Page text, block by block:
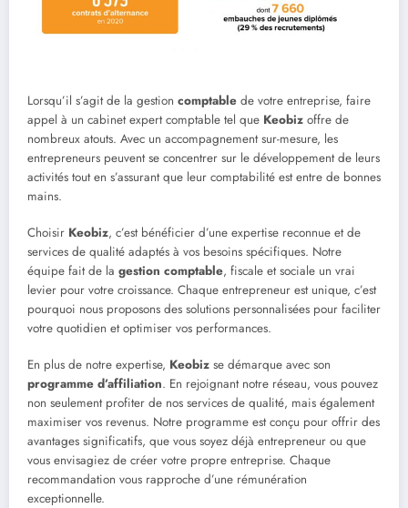
Lorsqu’il s’agit de la gestion comptable de votre entreprise, faire
appel à un cabinet expert comptable tel que Keobiz offre de
nombreux atouts. Avec un accompagnement sur-mesure, les
entrepreneurs peuvent se concentrer sur le développement de leurs
activités tout en s’assurant que leur comptabilité est entre de bonnes
mains.
Choisir Keobiz, c’est bénéficier d’une expertise reconnue et de
services de qualité adaptés à vos besoins spécifiques. Notre
équipe fait de la gestion comptable, fiscale et sociale un vrai
levier pour votre croissance. Chaque entrepreneur est unique, c’est
pourquoi nous proposons des solutions personnalisées pour faciliter
votre quotidien et optimiser vos performances.
En plus de notre expertise, Keobiz se démarque avec son
programme d’affiliation. En rejoignant notre réseau, vous pouvez
non seulement profiter de nos services de qualité, mais également
maximiser vos revenus. Notre programme est conçu pour offrir des
avantages significatifs, que vous soyez déjà entrepreneur ou que
vous envisagiez de créer votre propre entreprise. Chaque
recommandation vous rapproche d’une rémunération
exceptionnelle.